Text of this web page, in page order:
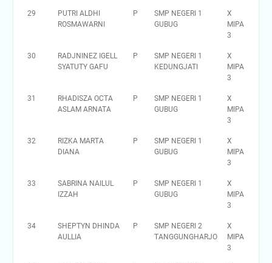
29
PUTRI ALDHI
ROSMAWARNI
P
SMP NEGERI 1
GUBUG
X
MIPA
3
30
RADJNINEZ IGELL
SYATUTY GAFU
P
SMP NEGERI 1
KEDUNGJATI
X
MIPA
3
31
RHADISZA OCTA
ASLAM ARNATA
P
SMP NEGERI 1
GUBUG
X
MIPA
3
32
RIZKA MARTA
DIANA
P
SMP NEGERI 1
GUBUG
X
MIPA
3
33
SABRINA NAILUL
IZZAH
P
SMP NEGERI 1
GUBUG
X
MIPA
3
34
SHEPTYN DHINDA
AULLIA
P
SMP NEGERI 2
TANGGUNGHARJO
X
MIPA
3